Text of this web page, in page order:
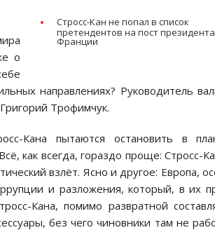
Стросс-Кан не попал в список
претендентов на пост президента
Франции
о
направлениях? Руководитель
Трофимчук.
Кана пытаются остановить в
как всегда, гораздо проще: Стросс-
взлёт. Ясно и другое: Европа,
и разложения, который, в их
Кана, помимо развратной
без чего чиновники там не